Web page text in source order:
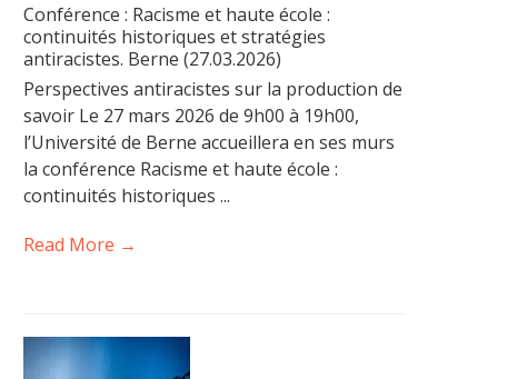
Conférence : Racisme et haute école :
continuités historiques et stratégies
antiracistes. Berne (27.03.2026)
Perspectives antiracistes sur la production de
savoir Le 27 mars 2026 de 9h00 à 19h00,
l’Université de Berne accueillera en ses murs
la conférence Racisme et haute école :
continuités historiques ...
Read More →